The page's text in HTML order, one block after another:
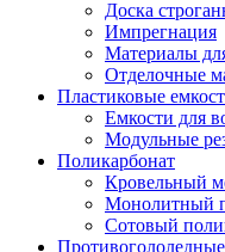
Доска
Импрегнация
Материалы
Отделочные
Пластиковые
Емкости для
Модульные
Поликарбонат
Кровельный
Монолитный
Сотовый